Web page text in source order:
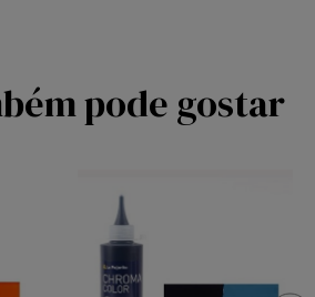
pode gostar